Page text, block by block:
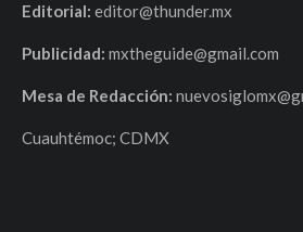
Editorial: editor@thunder.mx
Publicidad: mxtheguide@gmail.com
Mesa de Redacción:
Cuauhtémoc; CDMX